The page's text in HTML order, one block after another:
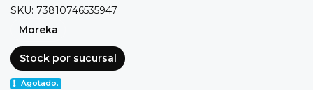
SKU: 73810746535947
Moreka
Stock por sucursal
Agotado.